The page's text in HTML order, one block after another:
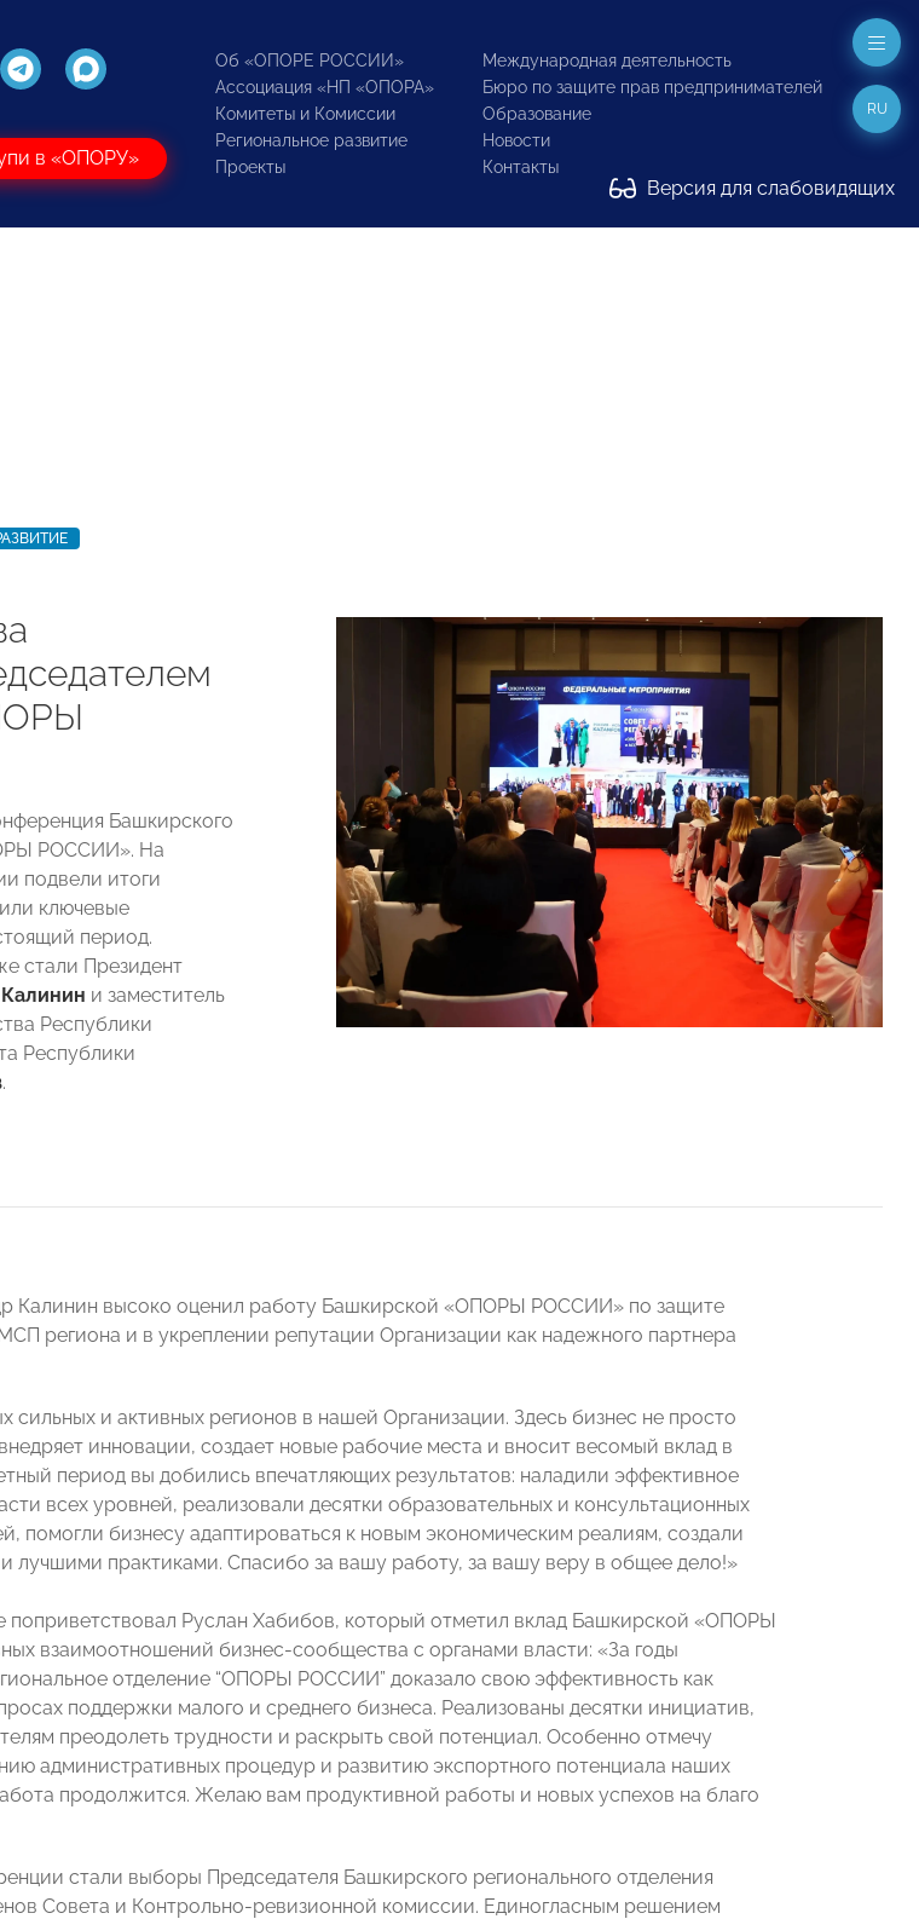
в «ОПОРУ»
Об «ОПОРЕ РОССИИ»
Ассоциация «НП «ОПОРА»
Комитеты и Комиссии
Региональное развитие
Проекты
Международная деятельность
Бюро по защите прав предпринимателей
Образование
Новости
Контакты
Версия для слабовидящих
RU
Башкирского
РОССИИ». На
подвели итоги
ключевые
период.
стали Президент
Калинин и заместитель
Республики
Республики
.
Калинин высоко оценил работу Башкирской «ОПОРЫ РОССИИ» по защите
региона и в укреплении репутации Организации как надежного партнера
и активных регионов в нашей Организации. Здесь бизнес не просто
инновации, создает новые рабочие места и вносит весомый вклад в
период вы добились впечатляющих результатов: наладили эффективное
всех уровней, реализовали десятки образовательных и консультационных
помогли бизнесу адаптироваться к новым экономическим реалиям, создали
лучшими практиками. Спасибо за вашу работу, за вашу веру в общее дело!»
поприветствовал Руслан Хабибов, который отметил вклад Башкирской «ОПОРЫ
взаимоотношений бизнес-сообщества с органами власти: «За годы
отделение “ОПОРЫ РОССИИ” доказало свою эффективность как
поддержки малого и среднего бизнеса. Реализованы десятки инициатив,
преодолеть трудности и раскрыть свой потенциал. Особенно отмечу
административных процедур и развитию экспортного потенциала наших
продолжится. Желаю вам продуктивной работы и новых успехов на благо
стали выборы Председателя Башкирского регионального отделения
Совета и Контрольно-ревизионной комиссии. Единогласным решением